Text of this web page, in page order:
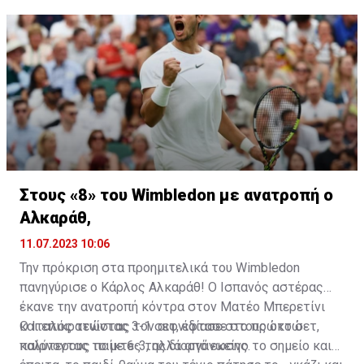
Στους «8» του Wimbledon με ανατροπή o
Αλκαράθ,
11.07.2023 10:06
Την πρόκριση στα προημιτελικά του Wimbledon
πανηγύρισε ο Κάρλος Αλκαράθ! Ο Ισπανός αστέρας
έκανε την ανατροπή κόντρα στον Ματέο Μπερετίνι
και επικρατώντας 3-1 σετ, έφτασε στους οκτώ
καλύτερους παίκτες της διοργάνωσης.
Ο Ιταλός τενίστας τον αιφνιδίασε στο πρώτο σετ,
παίρνοντας το με 6-3, αλλά από εκείνο το σημείο και